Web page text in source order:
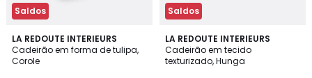
Saldos
LA REDOUTE INTERIEURS
Cadeirão em forma de tulipa,
Corole
4,7
/ 5
Saldos
LA REDOUTE INTERIEURS
Cadeirão em tecido
texturizado, Hunga
4
/
5